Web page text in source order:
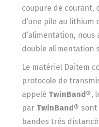
coupure de courant,
d’une pile au lithium
d’alimentation,
double alimentation
Le matériel Daitem
protocole de
appelé TwinBand ®,
par TwinBand ® sont
bandes très